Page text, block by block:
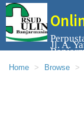
Jl. A.
Home Browse